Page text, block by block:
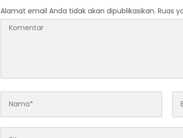
Alamat email Anda tidak akan dipublikasikan. Ruas